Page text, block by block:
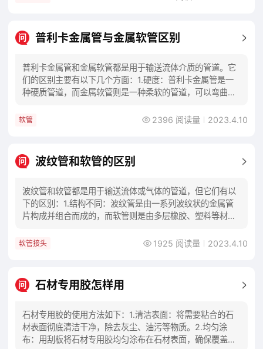
问 普利卡金属管与金属软管区别
普利卡金属管和金属软管都是用于输送流体介质的管道。它
们的区别主要有以下几个方面：1.硬度：普利卡金属管是一
种硬质管道，而金属软管则是一种柔软的管道，可以弯曲和
软管 2396 阅读量 2023.4.10
问 波纹管和软管的区别
波纹管和软管都是用于输送流体或气体的管道，但它们有以
下的区别：1.结构不同：波纹管是由一系列波纹状的金属管
片构成并组合而成的，而软管则是由多层橡胶、塑料等材料
软管接头 1925 阅读量 2023.4.10
问 石材专用胶怎样用
石材专用胶的使用方法如下：1.清洁表面：将需要粘合的石
材表面彻底清洁干净，除去灰尘、油污等物质。2.均匀涂
布：用刮板将石材专用胶均匀涂布在石材表面，确保覆盖范